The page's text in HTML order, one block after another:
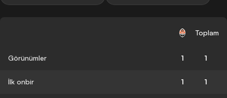
Toplam
Görünümler 1 1
İlk onbir 1 1